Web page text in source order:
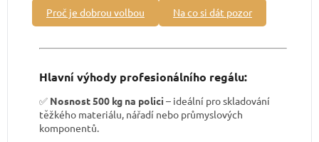
Proč je dobrou volbou Na co si dát pozor
Hlavní výhody profesionálního regálu:
✅ Nosnost 500 kg na polici – ideální pro skladování
těžkého materiálu, nářadí nebo průmyslových
komponentů.